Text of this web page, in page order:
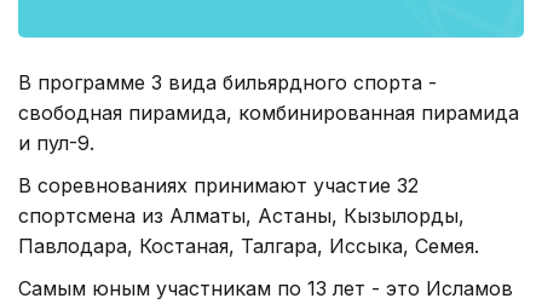
В программе 3 вида бильярдного спорта -
свободная пирамида, комбинированная пирамида
и пул-9.
В соревнованиях принимают участие 32
спортсмена из Алматы, Астаны, Кызылорды,
Павлодара, Костаная, Талгара, Иссыка, Семея.
Самым юным участникам по 13 лет - это Исламов